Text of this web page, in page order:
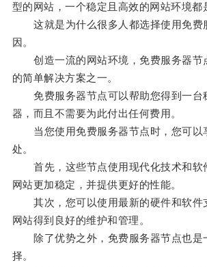
型的网站，一个稳定且高效的网站环境都
这就是为什么很多人都选择使用免费
因。
创造一流的网站环境，免费服务器节
的简单解决方案之一。
免费服务器节点可以帮助您得到一台
器，而且不需要为此付出任何费用。
当您使用免费服务器节点时，您可以
处。
首先，这些节点使用现代化技术和软
网站更加稳定，并提供更好的性能。
其次，您可以使用最新的硬件和软件
网站得到良好的维护和管理。
除了优势之外，免费服务器节点也是
择。